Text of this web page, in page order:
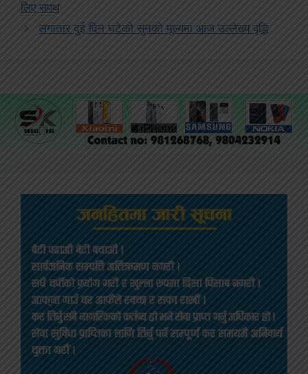
लिए सपथ
लगातार दुई दिन घटेको सुनको मूल्यमा आज उल्लेख्य वृद्धि